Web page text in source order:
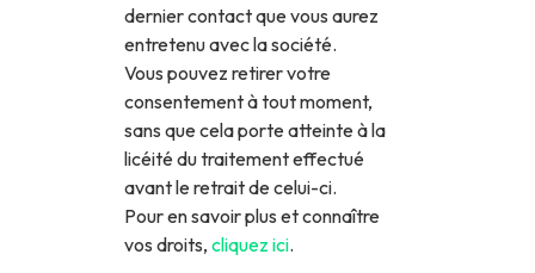
dernier contact que vous aurez
entretenu avec la société.
Vous pouvez retirer votre
consentement à tout moment,
sans que cela porte atteinte à la
licéité du traitement effectué
avant le retrait de celui-ci.
Pour en savoir plus et connaître
vos droits, cliquez ici.